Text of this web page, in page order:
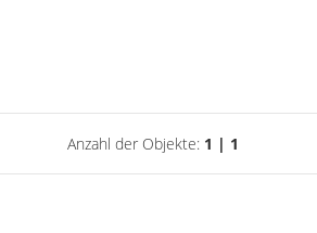
Anzahl der Objekte: 1 | 1